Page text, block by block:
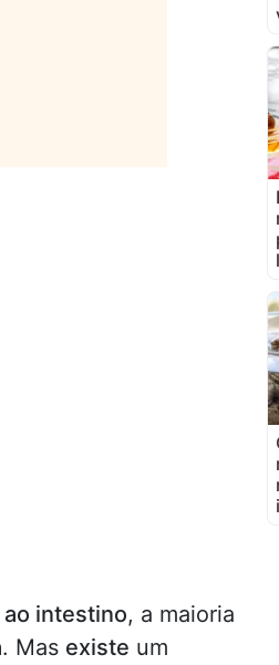
intestino, a maioria
. Mas existe um